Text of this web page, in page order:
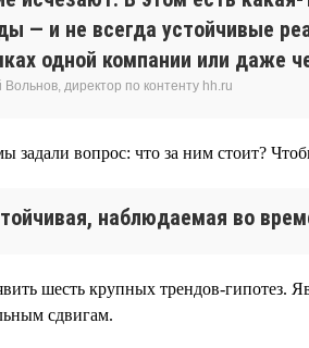
— и не всегда устойчивые
одной компании или даже
Вольнов, директор по контенту hh.ru
вопрос: что за ним стоит?
наблюдаемая во
шесть крупных трендов-гипотез.
сдвигам.